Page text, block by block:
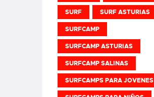
SURF SURF ASTURIAS
SURFCAMP
SURFCAMP ASTURIAS
SURFCAMP SALINAS
SURFCAMPS PARA JOVENES